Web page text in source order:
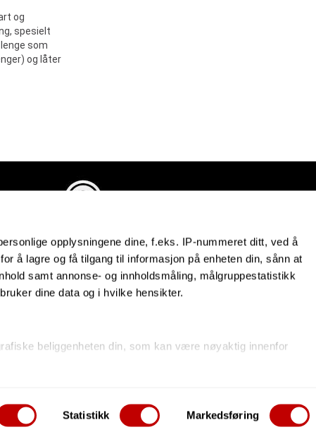
opplysningene dine, f.eks. IP-nummeret ditt, ved å
å lagre og få tilgang til informasjon på enheten din, sånn at
samt annonse- og innholdsmåling, målgruppestatistikk
dine data og i hvilke hensikter.
beliggenheten din, som kan være nøyaktig innenfor
endre eller trekke tilbake ditt samtykke fra erklæringen om
Statistikk Markedsføring
og
spesielt
som
og låter
Industriveien 4
4879 Grimstad
Organisasjonsnummer: 991434461
Forretningssystem nettbutikkløsninglevert av